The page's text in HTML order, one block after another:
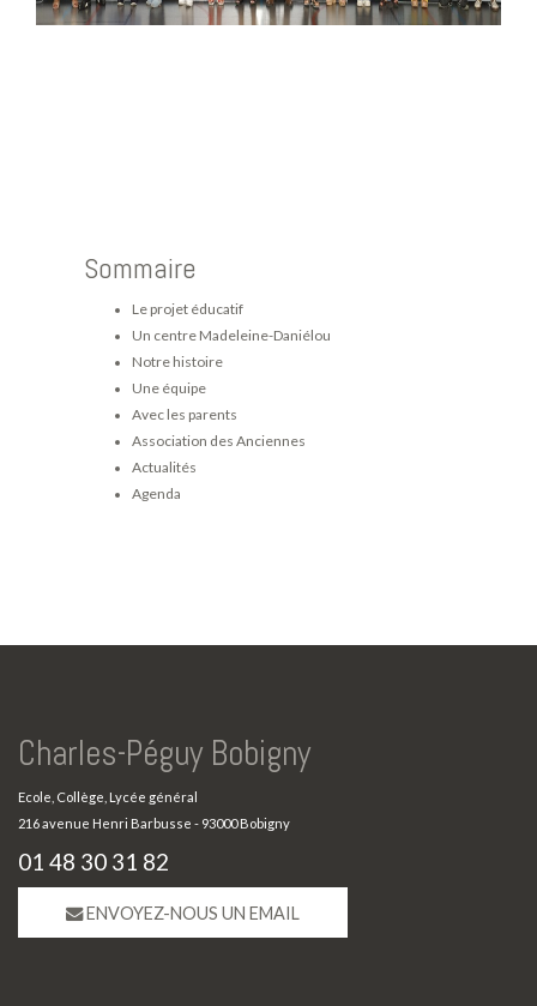
Sommaire
Le projet éducatif
Un centre Madeleine-Daniélou
Notre histoire
Une équipe
Avec les parents
Association des Anciennes
Actualités
Agenda
Charles-Péguy Bobigny
Ecole, Collège, Lycée général
216 avenue Henri Barbusse - 93000 Bobigny
01 48 30 31 82
ENVOYEZ-NOUS UN EMAIL